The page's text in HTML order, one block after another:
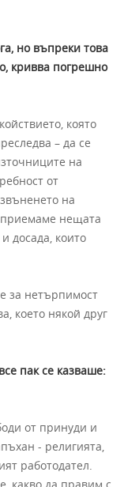
но въпреки това
кривва погрешно
която
– да се
на
от
на
нещата
досада, които
за нетърпимост
което някой друг
пак се казваше:
от принуди и
- религията,
работодател.